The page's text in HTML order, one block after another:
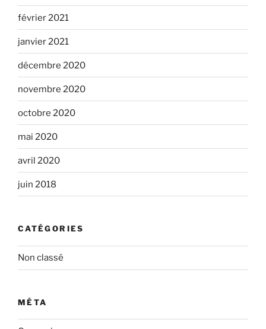
février 2021
janvier 2021
décembre 2020
novembre 2020
octobre 2020
mai 2020
avril 2020
juin 2018
CATÉGORIES
Non classé
MÉTA